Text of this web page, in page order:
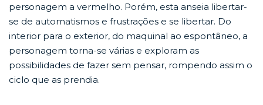
personagem a vermelho. Porém, esta anseia libertar-
se de automatismos e frustrações e se libertar. Do
interior para o exterior, do maquinal ao espontâneo, a
personagem torna-se várias e exploram as
possibilidades de fazer sem pensar, rompendo assim o
ciclo que as prendia.